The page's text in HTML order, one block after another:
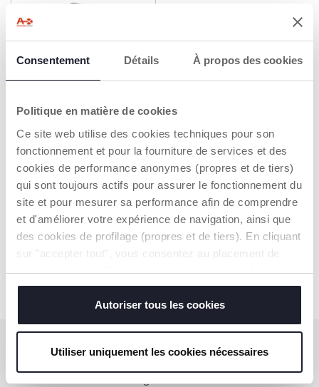
Consentement Détails À propos des cookies
Politique en matière de cookies
Ce site web utilise des cookies techniques pour son
fonctionnement et pour la fourniture de services et des
cookies de performance anonymes (propres et de tiers)
qui sont toujours actifs pour assurer le fonctionnement du
site et pour mesurer sa performance afin de comprendre
et d'améliorer votre expérience de navigation, ainsi que
des cookies de profilage (propres et de tiers). En cliquant
sur "accepter tout", vous consentez au placement de
tous les cookies. Si vous souhaitez en savoir plus ou
modifier ou révoquer le consentement de tous les
cookies ou de certains d'entre eux, cliquez sur "afficher
les détails". En fermant cette bannière, vous consentez à
sont indispensables pour profiter du service demandé.
Autoriser tous les cookies
Utiliser uniquement les cookies nécessaires
+ KLEUREN
Soft Bubble Armonia
€ 169,99
TOEVOEGEN
ABONNEER U OP ONZE NIEUWSBRIEF